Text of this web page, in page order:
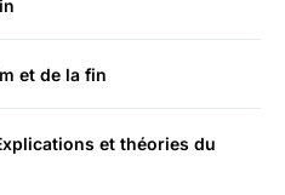
et de la fin
et théories du